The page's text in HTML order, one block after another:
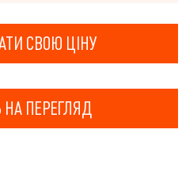
СВОЮ ЦІНУ
ПЕРЕГЛЯД